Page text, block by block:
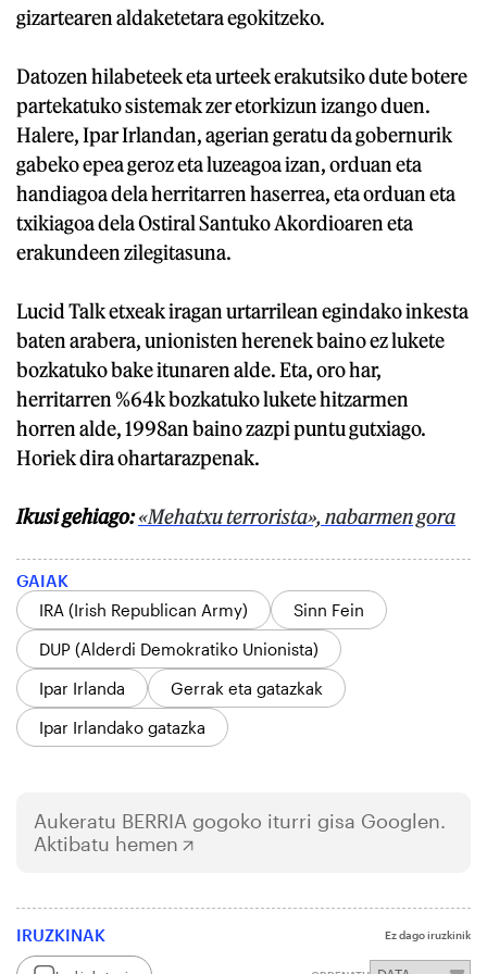
gizartearen aldaketetara egokitzeko.
Datozen hilabeteek eta urteek erakutsiko dute botere
partekatuko sistemak zer etorkizun izango duen.
Halere, Ipar Irlandan, agerian geratu da gobernurik
gabeko epea geroz eta luzeagoa izan, orduan eta
handiagoa dela herritarren haserrea, eta orduan eta
txikiagoa dela Ostiral Santuko Akordioaren eta
erakundeen zilegitasuna.
Lucid Talk etxeak iragan urtarrilean egindako inkesta
baten arabera, unionisten herenek baino ez lukete
bozkatuko bake itunaren alde. Eta, oro har,
herritarren %64k bozkatuko lukete hitzarmen
horren alde, 1998an baino zazpi puntu gutxiago.
Horiek dira ohartarazpenak.
Ikusi gehiago:«Mehatxu terrorista», nabarmen gora
GAIAK
IRA (Irish Republican Army)
Sinn Fein
DUP (Alderdi Demokratiko Unionista)
Ipar Irlanda
Gerrak eta gatazkak
Ipar Irlandako gatazka
Aukeratu BERRIA gogoko iturri gisa Googlen.
Aktibatu hemen
IRUZKINAK Ez dago iruzkinik